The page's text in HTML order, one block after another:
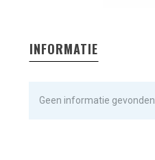
INFORMATIE
Geen informatie gevonden